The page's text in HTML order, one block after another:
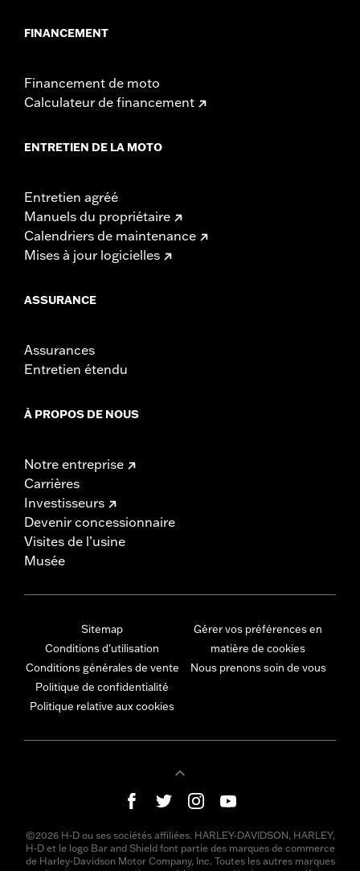
FINANCEMENT
Financement de moto
Calculateur de financement
ENTRETIEN DE LA MOTO
Entretien agréé
Manuels du propriétaire
Calendriers de maintenance
Mises à jour logicielles
ASSURANCE
Assurances
Entretien étendu
À PROPOS DE NOUS
Notre entreprise
Carrières
Investisseurs
Devenir concessionnaire
Visites de l’usine
Musée
Sitemap
Conditions d'utilisation
Conditions générales de vente
Politique de confidentialité
Politique relative aux cookies
Gérer vos préférences en
matière de cookies
Nous prenons soin de vous
©2026 H-D ou ses sociétés affiliées. HARLEY-DAVIDSON, HARLEY,
H-D et le logo Bar and Shield font partie des marques de commerce
de Harley-Davidson Motor Company, Inc. Toutes les autres marques